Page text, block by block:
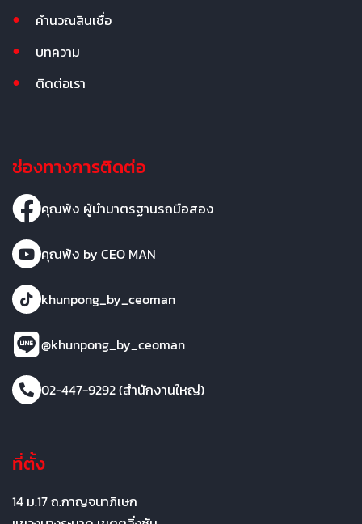
คำนวณสินเชื่อ
บทความ
ติดต่อเรา
ช่องทางการติดต่อ
คุณพ้ง ผู้นำมาตรฐานรถมือสอง
คุณพ้ง by CEO MAN
khunpong_by_ceoman
@khunpong_by_ceoman
02-447-9292 (สำนักงานใหญ่)
ที่ตั้ง
14 ม.17 ถ.กาญจนาภิเษก